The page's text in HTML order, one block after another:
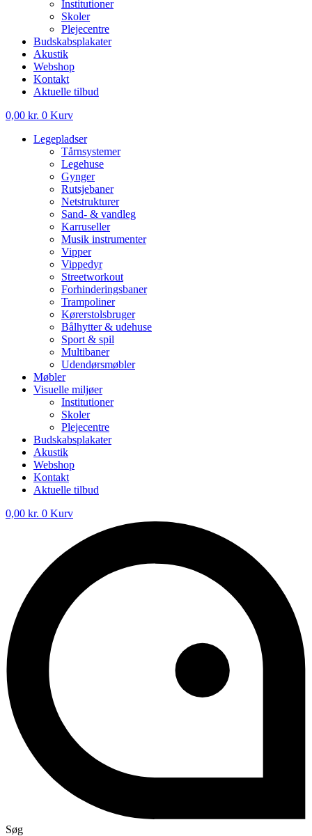
Institutioner
Skoler
Plejecentre
Budskabsplakater
Akustik
Webshop
Kontakt
Aktuelle tilbud
0,00 kr. 0 Kurv
Legepladser
Tårnsystemer
Legehuse
Gynger
Rutsjebaner
Netstrukturer
Sand- & vandleg
Karruseller
Musik instrumenter
Vipper
Vippedyr
Streetworkout
Forhinderingsbaner
Trampoliner
Kørerstolsbruger
Bålhytter & udehuse
Sport & spil
Multibaner
Udendørsmøbler
Møbler
Visuelle miljøer
Institutioner
Skoler
Plejecentre
Budskabsplakater
Akustik
Webshop
Kontakt
Aktuelle tilbud
0,00 kr. 0 Kurv
Søg